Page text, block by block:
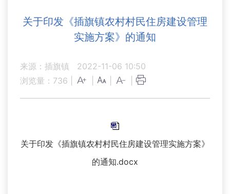
关于印发《插旗镇农村村民住房建设管理
实施方案》的通知
来源：插旗镇
2022-11-06 10:50
浏览量： 736
关于印发《插旗镇农村村民住房建设管理实施方案》
的通知.docx